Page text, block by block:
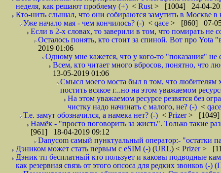
неделя, как решают проблему (+) < Rust > [1004] 24-04-
Кто-нить слышал, что они собираются замутить в Москве в
Уже начало мая - чем кончилось? (-) < qace > [860] 07-
Если в 2-х словах, то заверили в том, что помирать не
Осталось понять, кто стоит за спиной. Вот про Yota
2019 01:06
Одному мне кажется, что у кого-то "показания" не
Всем, кто читает много вбросов, понятно, что
13-05-2019 01:06
Смысл моего моста был в том, что любителям
постить всякое г...но на этом уважаемом
На этом уважаемом ресурсе резвятся без
чистку надо начинать с малого, не? (-) <
Т.е. замут обозначился, а намека нет? (-) < Prizer> [1049]
Намёк - "просто поговорить за жисть". Только такие
[961] 18-04-2019 09:12
Danycom самый пунктуальный оператор:- "остатки
Дэником может стать первым с еSIM (-) (URL) < Prizer>
Дэник тп бесплатный кто пользует и каковы подводные
как резервная связь от этого опсоса для редких звонков (-)